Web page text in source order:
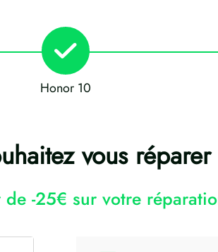
Honor 10
vous
-25€ sur votre